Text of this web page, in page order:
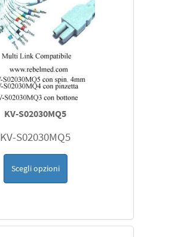
KV-S02030MQ5
KV-S02030MQ5
Scegli opzioni